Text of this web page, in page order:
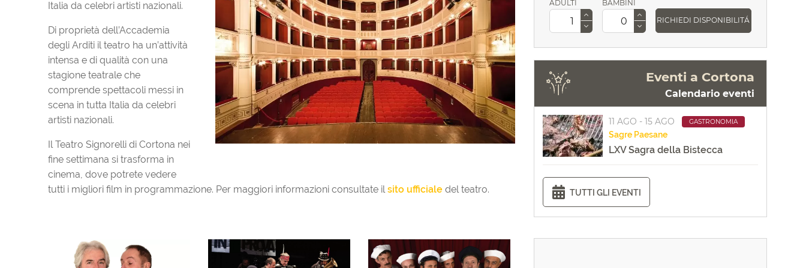
Italia da celebri artisti nazionali.
Di proprietà dell’Accademia
degli Arditi il teatro ha un’attività
intensa e di qualità con una
stagione teatrale che
comprende spettacoli messi in
scena in tutta Italia da celebri
artisti nazionali.
Il Teatro Signorelli di Cortona nei
fine settimana si trasforma in
cinema, dove potrete vedere
tutti i migliori film in programmazione. Per maggiori informazioni consultate ilsito ufficiale del teatro.
ADULTI
BAMBINI
RICHIEDI DISPONIBILITÁ
Eventi a Cortona
Calendario eventi
11 AGO - 15 AGO GASTRONOMIA
Sagre Paesane
LXV Sagra della Bistecca
TUTTI GLI EVENTI